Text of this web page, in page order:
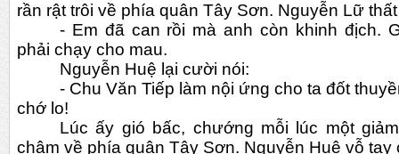
rần rật trôi về phía quân Tây Sơn. Nguyễn Lữ
- Em đã can rồi mà anh còn khinh địch.
phải chạy cho mau.
Nguyễn Huệ lại cười nói:
- Chu Văn Tiếp làm nội ứng cho ta đốt
chớ lo!
Lúc ấy gió bấc, chướng mỗi lúc một
chậm về phía quân Tây Sơn. Nguyễn Huệ vỗ